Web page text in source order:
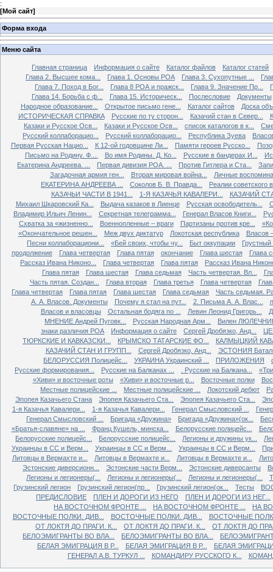
:
[Мой сайт]
Форма входа
Меню сайта
Главная страница Информация о сайте Каталог файлов
Каталог статей
Глава 2. Высшее кома...
Глава 1. Основы РОА Глава 3. Сухопутные ...
Глава 7. Поход в Бог...
Глава 8 РОА и пражск... Глава 9. Значение Пр...
Глава 14. Борьба с ф...
Глава 15. Историческ... Послесловие
Документы
Народное образование...
Открытое письмо гене... Каталог сайтов
Доска
ИСТОРИЧЕСКАЯ СПРАВКА
Русские по ту сторон... Казачий стан в Север...
Казаки и Русское Осв...
Казаки и Русское Осв... список каталогов в к...
Русский коллаборацио...
Русский коллаборацио... Республика Зуева
Первая Русская Нацио...
К 12-ой годовщине Ли... Памяти героев Русско...
Письмо на Родину. Ф....
Во имя Родины. Д. Ко... Русские в бандерах И...
Екатерина Андреева. ...
Первая дивизия РОА. ... Против Гитлера и Ста...
Загадочная армия ген...
Вторая мировая война...
Личные
ЕКАТЕРИНА АНДРЕЕВА ...
Соколов Б. В. Правда...
Реалии советского
КАЗАЧЬИ ЧАСТИ В 1941...
1-Я КАЗАЧЬЯ КАВАЛЕРИ...
КАЗАЧИЙ
Михаил Шкаровский Ка...
Выдача казаков в Лиенце Русская освободитель...
Владимир Ильич Ленин...
Секретная телеграмма... Генерал Власов Книги...
Схватка за «жизненно...
Военнопленные – враги Партизаны против кре...
«Окончательное решен...
Меж двух диктатур Локотская республика
Власов
Песни коллаборациони...
«Бей своих, чтобы чу... Быт оккупации
Грустный
продолжение
Глава четвертая Глава пятая окончание Глава шестая
Глава
Рассказ Ивана Никоно...
Глава четвертая Глава пятая
Рассказ Ивана
Глава пятая
Глава шестая Глава седьмая Часть четвертая. Вл...
Часть пятая. Создан...
Глава вторая Глава третья Глава четвертая
Глава четвертая
Глава пятая Глава шестая Глава седьмая
Часть седьмая.
А. А. Власов. Документы
Почему я стал на пут... 2. Письма А. А. Влас...
Власов и власовцы
Остальная бодяга по ... Левин Леонид Григорь...
МНЕНИЕ Андрей Пуговк...
Русская Народная Арм...
Вилен
знаки различия РОА
Информация о сайте Сергей Дробязко, Анд...
ТЮРКСКИЕ И КАВКАЗСКИ...
КРЫМСКО ТАТАРСКИЕ ФО...
КАЛМЫЦКИЙ
КАЗАЧИЙ СТАН И ГРУПП...
Сергей Дробязко, Анд...
ЭСТОНИЯ
БЕЛОРУССИЯ Полицейс...
УКРАИНА Украинский ... ПРИЛОЖЕНИЯ
Русские формирования...
Русские на Балканах ... . Русские на Балкана...
«Хиви» и восточные роты
«Хиви» и восточные р... Восточные полки
Местные полицейские ...
Местные полицейские ... Локотский дебют
Эпопея Казачьего Стана
Эпопея Казачьего Ста... Эпопея Казачьего Ста...
1-я Казачья Кавалери...
1-я Казачья Кавалери... Генерал Смысловский ...
Генерал Смысловский ...
Бригада «Дружина» Бригада «Дружина»(ок...
«Братья-славяне» на ...
Франц Кушель, минска... Белорусские полицейс...
Белорусские полицейс...
Белорусские полицейс... Легионы и дружины ук...
Украинцы в СС и Верм...
Украинцы в СС и Верм... Украинцы в СС и Верм...
Литовцы в Вермахте и...
Литовцы в Вермахте и... Литовцы в Вермахте и...
Эстонские диверсионн...
Эстонские части Верм... Эстонские диверсанты
Легионы и легионеры(...
Легионы и легионеры(... Легионы и легионеры(...
Грузинский легион
Грузинский легион(пр... Грузинский легион(ок... Тесты
ПРЕДИСЛОВИЕ
ПЛЕН И ДОРОГИ ИЗ НЕГО
ПЛЕН И ДОРОГИ ИЗ НЕГ...
НА ВОСТОЧНОМ ФРОНТЕ ...
НА ВОСТОЧНОМ ФРОНТЕ ...
НА
ВОСТОЧНЫЕ ПОЛКИ. ДИВ...
ВОСТОЧНЫЕ ПОЛКИ. ДИВ...
ВОСТОЧНЫЕ
ОТ ЛОКТЯ ДО ПРАГИ. К...
ОТ ЛОКТЯ ДО ПРАГИ. К...
ОТ ЛОКТЯ ДО
БЕЛОЭМИГРАНТЫ ВО ВЛА...
БЕЛОЭМИГРАНТЫ ВО ВЛА...
БЕЛАЯ ЭМИГРАЦИЯ В Р...
БЕЛАЯ ЭМИГРАЦИЯ В Р...
БЕЛАЯ
ГЕНЕРАЛ А.В. ТУРКУЛ ...
КОМАНДИРУ РУССКОГО К...